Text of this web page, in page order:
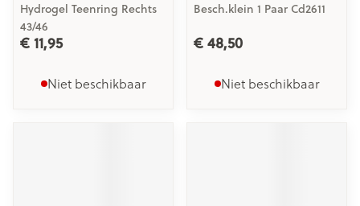
Hydrogel Teenring Rechts
43/46
€ 11,95
Niet beschikbaar
Besch.klein 1 Paar Cd2611
€ 48,50
Niet beschikbaar